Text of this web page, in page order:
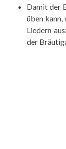
Damit der
üben kann,
Liedern
der